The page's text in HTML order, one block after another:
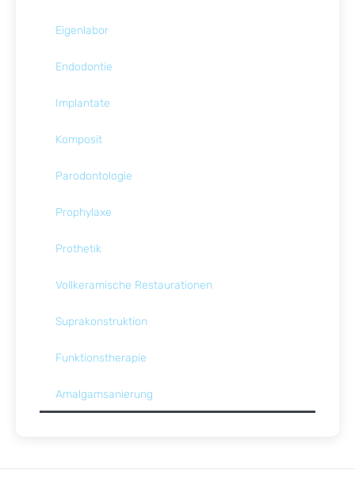
Eigenlabor
Endodontie
Implantate
Komposit
Parodontologie
Prophylaxe
Prothetik
Vollkeramische Restaurationen
Suprakonstruktion
Funktionstherapie
Amalgamsanierung